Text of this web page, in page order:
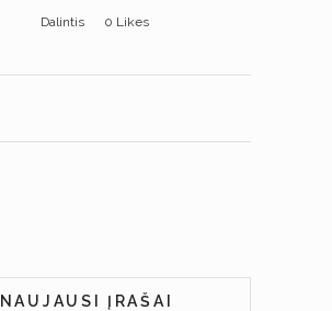
Dalintis 0 Likes
NAUJAUSI ĮRAŠAI